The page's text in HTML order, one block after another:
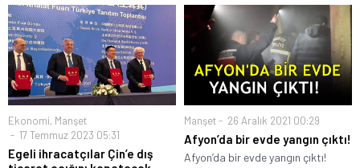
Ekonomi, Manşet
17 Temmuz 2023 05:31
Egeli ihracatçılar Çin’e dış
Manşet 26 Aralık 2021 00:29
Afyon’da bir evde yangın çıktı!
Afyon’da bir evde yangın çıktı!